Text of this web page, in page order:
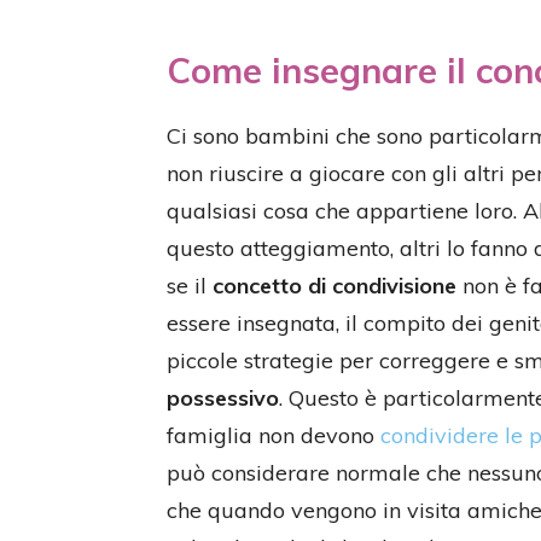
Come insegnare il
Ci sono bambini che sono
non riuscire a giocare con gli altri
qualsiasi cosa che appartiene loro.
questo atteggiamento, altri lo
se il concetto di condivisione non è
essere insegnata, il compito dei
piccole strategie per correggere e
possessivo. Questo è
famiglia non devono condividere le
può considerare normale che
che quando vengono in visita